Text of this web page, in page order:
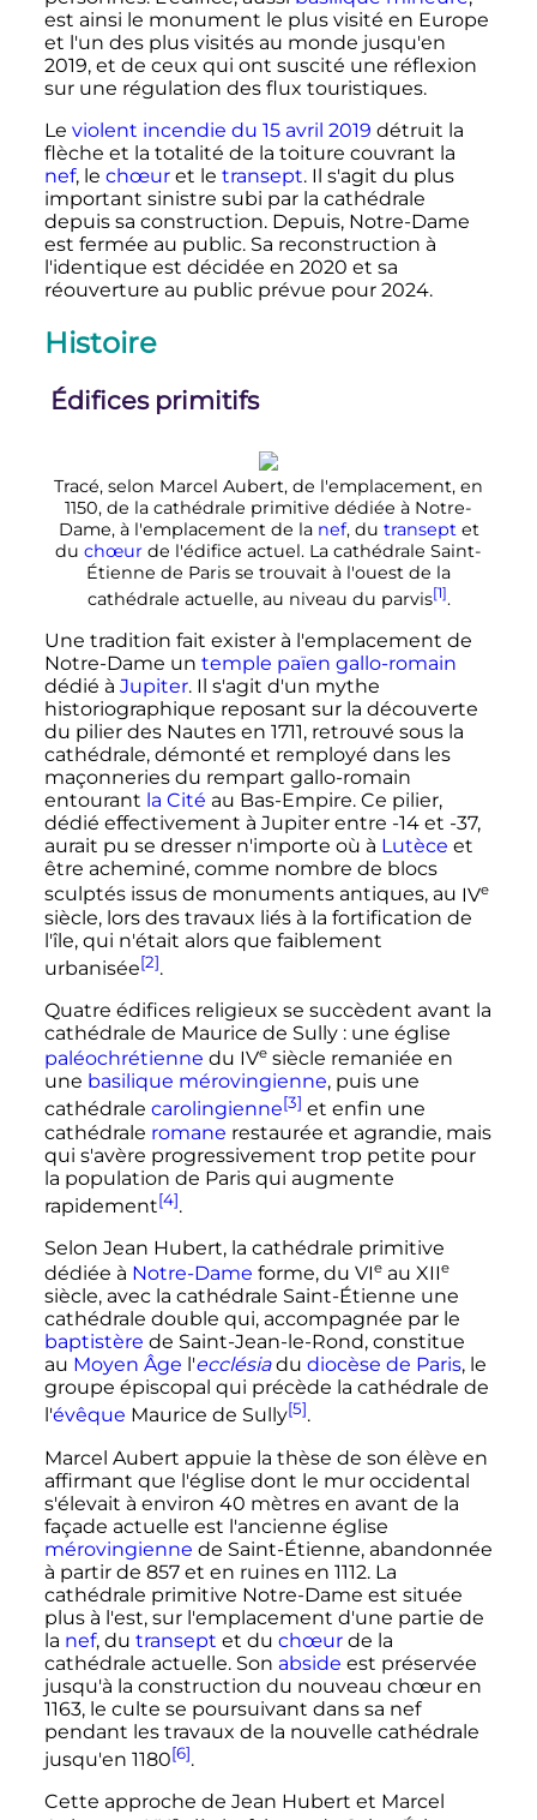
est ainsi le monument le plus visité en Europe
et l'un des plus visités au monde jusqu'en
2019, et de ceux qui ont suscité une réflexion
sur une régulation des flux touristiques.
Le violent incendie du 15 avril 2019 détruit la
flèche et la totalité de la toiture couvrant la
nef, le chœuret le transept. Il s'agit du plus
important sinistre subi par la cathédrale
depuis sa construction. Depuis, Notre-Dame
est fermée au public. Sa reconstruction à
l'identique est décidée en 2020 et sa
réouverture au public prévue pour 2024.
Histoire
Édifices primitifs
Tracé, selon Marcel Aubert, de l'emplacement, en
1150, de la cathédrale primitive dédiée à Notre-
Dame, à l'emplacement de la nef, du transeptet
du chœur de l'édifice actuel. La cathédrale Saint-
Étienne de Paris se trouvait à l'ouest de la
cathédrale actuelle, au niveau du parvis[1].
Une tradition fait exister à l'emplacement de
Notre-Dame un temple païen gallo-romain
dédié à Jupiter. Il s'agit d'un mythe
historiographique reposant sur la découverte
du pilier des Nautes en 1711, retrouvé sous la
cathédrale, démonté et remployé dans les
maçonneries du rempart gallo-romain
entourant la Cité au Bas-Empire. Ce pilier,
dédié effectivement à Jupiter entre -14 et -37,
aurait pu se dresser n'importe où à Lutèce et
être acheminé, comme nombre de blocs
sculptés issus de monuments antiques, au IVe
siècle, lors des travaux liés à la fortification de
l'île, qui n'était alors que faiblement
urbanisée[2].
Quatre édifices religieux se succèdent avant la
cathédrale de Maurice de Sully : une église
paléochrétienne du IVe siècle remaniée en
une basilique mérovingienne, puis une
cathédrale carolingienne[3] et enfin une
cathédrale romane restaurée et agrandie, mais
qui s'avère progressivement trop petite pour
la population de Paris qui augmente
rapidement[4].
Selon Jean Hubert, la cathédrale primitive
dédiée à Notre-Dame forme, du VIe au XIIe
siècle, avec la cathédrale Saint-Étienne une
cathédrale double qui, accompagnée par le
baptistère de Saint-Jean-le-Rond, constitue
au Moyen Âge 'ecclésiadu diocèse de Paris, le
groupe épiscopal qui précède la cathédrale de
l'évêque Maurice de Sully[5].
Marcel Aubert appuie la thèse de son élève en
affirmant que l'église dont le mur occidental
s'élevait à environ 40 mètresen avant de la
façade actuelle est l'ancienne église
mérovingienne de Saint-Étienne, abandonnée
à partir de 857 et en ruines en 1112. La
cathédrale primitive Notre-Dame est située
plus à l'est, sur l'emplacement d'une partie de
la nef, du transept et du chœurde la
cathédrale actuelle. Son abside est préservée
jusqu'à la construction du nouveau chœur en
1163, le culte se poursuivant dans sa nef
pendant les travaux de la nouvelle cathédrale
jusqu'en 1180[6].
Cette approche de Jean Hubert et Marcel